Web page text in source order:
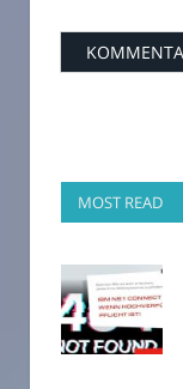
MOST READ